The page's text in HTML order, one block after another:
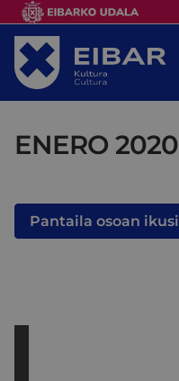
ENERO 2020
Pantaila osoan ikusi